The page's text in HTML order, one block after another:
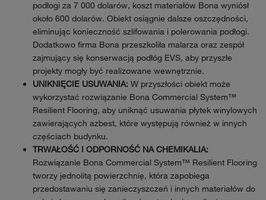
podłogi za 7 000 dolarów, koszt materiałów Bona wyniósł
około 600 dolarów. Obiekt osiągnie dalsze oszczędności,
eliminując konieczność szlifowania i polerowania podłogi.
Dodatkowo firma Bona przeszkoliła malarza oraz zespół
zajmujący się konserwacją podłóg EVS, aby przyszłe
projekty mogły być realizowane wewnętrznie.
UNIKNIĘCIE USUWANIA: W przyszłości obiekt może
wykorzystać rozwiązanie Bona Commercial System™
Resilient Flooring, aby uniknąć usuwania płytek winylowych
zawierających azbest, które występują również w innych
częściach budynku.
TRWAŁOŚĆ I ODPORNOŚĆ NA CHEMIKALIA:
Rozwiązanie Bona Commercial System™ Resilient Flooring
tworzy jednolitą powierzchnię, która zapobiega
przedostawaniu się zanieczyszczeń i innych materiałów do